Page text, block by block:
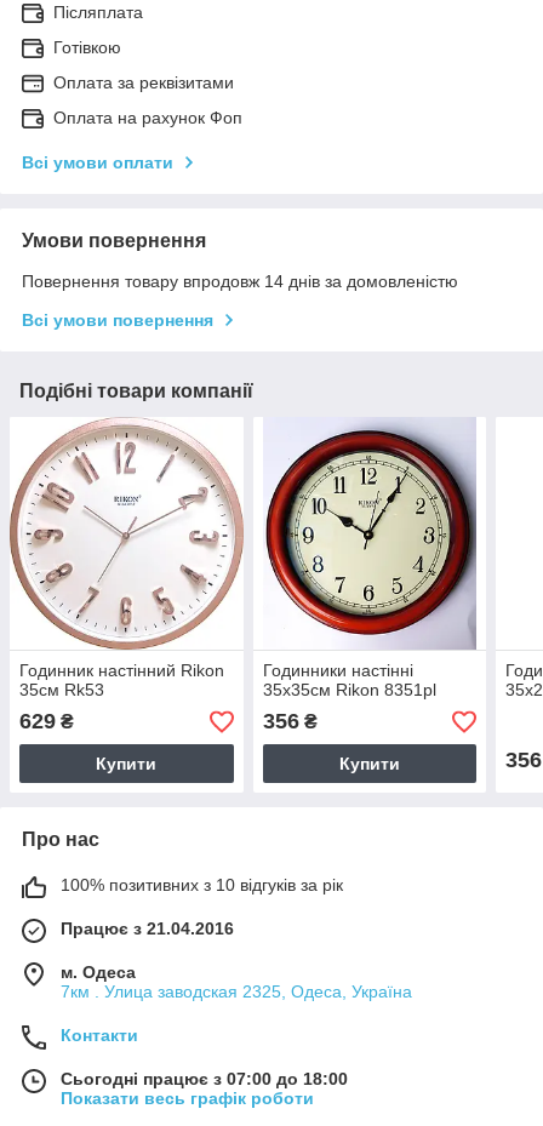
Післяплата
Готівкою
Оплата за реквізитами
Оплата на рахунок Фоп
Всі умови оплати
Умови повернення
Повернення товару впродовж 14 днів за домовленістю
Всі умови повернення
Подібні товари компанії
Годинник настінний Rikon
35см Rk53
629 ₴
Купити
Годинники настінні
35х35см Rikon 8351pl
356₴
Купити 356
Про нас
100% позитивних з 10 відгуків за рік
Працює з 21.04.2016
м. Одеса
7км . Улица заводская 2325, Одеса, Україна
Контакти
Сьогодні працює з 07:00 до 18:00
Показати весь графік роботи